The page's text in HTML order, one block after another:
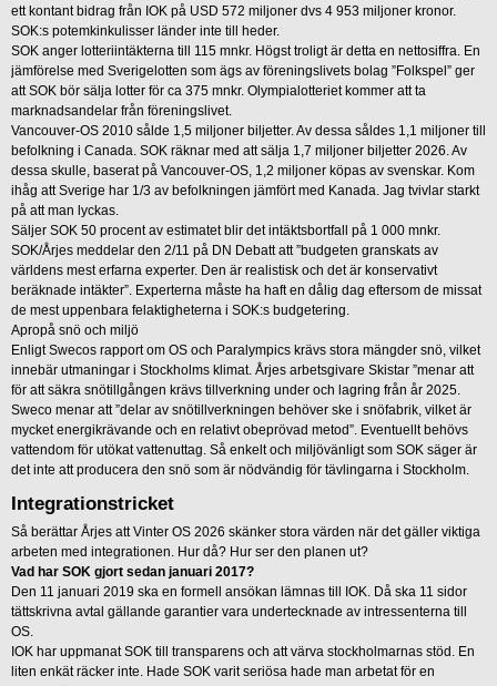
ett kontant bidrag från IOK på USD 572 miljoner dvs 4 953 miljoner kronor.
SOK:s potemkinkulisser länder inte till heder.
SOK anger lotteriintäkterna till 115 mnkr. Högst troligt är detta en nettosiffra. En
jämförelse med Sverigelotten som ägs av föreningslivets bolag ”Folkspel” ger
att SOK bör sälja lotter för ca 375 mnkr. Olympialotteriet kommer att ta
marknadsandelar från föreningslivet.
Vancouver-OS 2010 sålde 1,5 miljoner biljetter. Av dessa såldes 1,1 miljoner till
befolkning i Canada. SOK räknar med att sälja 1,7 miljoner biljetter 2026. Av
dessa skulle, baserat på Vancouver-OS, 1,2 miljoner köpas av svenskar. Kom
ihåg att Sverige har 1/3 av befolkningen jämfört med Kanada. Jag tvivlar starkt
på att man lyckas.
Säljer SOK 50 procent av estimatet blir det intäktsbortfall på 1 000 mnkr.
SOK/Årjes meddelar den 2/11 på DN Debatt att ”budgeten granskats av
världens mest erfarna experter. Den är realistisk och det är konservativt
beräknade intäkter”. Experterna måste ha haft en dålig dag eftersom de missat
de mest uppenbara felaktigheterna i SOK:s budgetering.
Apropå snö och miljö
Enligt Swecos rapport om OS och Paralympics krävs stora mängder snö, vilket
innebär utmaningar i Stockholms klimat. Årjes arbetsgivare Skistar ”menar att
för att säkra snötillgången krävs tillverkning under och lagring från år 2025.
Sweco menar att ”delar av snötillverkningen behöver ske i snöfabrik, vilket är
mycket energikrävande och en relativt obeprövad metod”. Eventuellt behövs
vattendom för utökat vattenuttag. Så enkelt och miljövänligt som SOK säger är
det inte att producera den snö som är nödvändig för tävlingarna i Stockholm.
Integrationstricket
Så berättar Årjes att Vinter OS 2026 skänker stora värden när det gäller viktiga
arbeten med integrationen. Hur då? Hur ser den planen ut?
Vad har SOK gjort sedan januari 2017?
Den 11 januari 2019 ska en formell ansökan lämnas till IOK. Då ska 11 sidor
tättskrivna avtal gällande garantier vara undertecknade av intressenterna till
OS.
IOK har uppmanat SOK till transparens och att värva stockholmarnas stöd. En
liten enkät räcker inte. Hade SOK varit seriösa hade man arbetat för en